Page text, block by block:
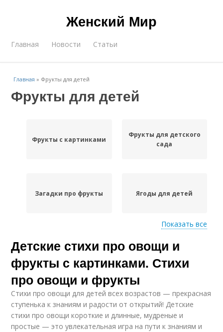
Женский Мир
Главная Новости Статьи
Главная » Фрукты для детей
Фрукты для детей
Фрукты с картинками
Фрукты для детского
сада
Загадки про фрукты Ягоды для детей
Стихотворения для
детей
Слова про фрукты
Сказка для детей Фрукты с ответами
Показать все
Детские стихи про овощи и
фрукты с картинками. Стихи
про овощи и фрукты
Стихи про овощи для детей всех возрастов — прекрасная
ступенька к знаниям и радости от открытий! Детские
стихи про овощи короткие и длинные, мудреные и
простые — это увлекательная игра на пути к знаниям и